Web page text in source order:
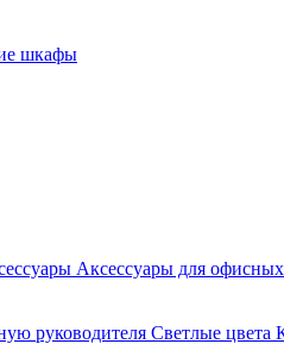
шкафы
Аксессуары для
руководителя Светлые цвета